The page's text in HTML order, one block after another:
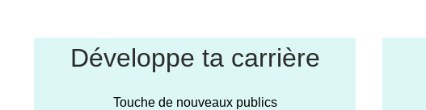
Développe ta carrière
Touche de nouveaux publics